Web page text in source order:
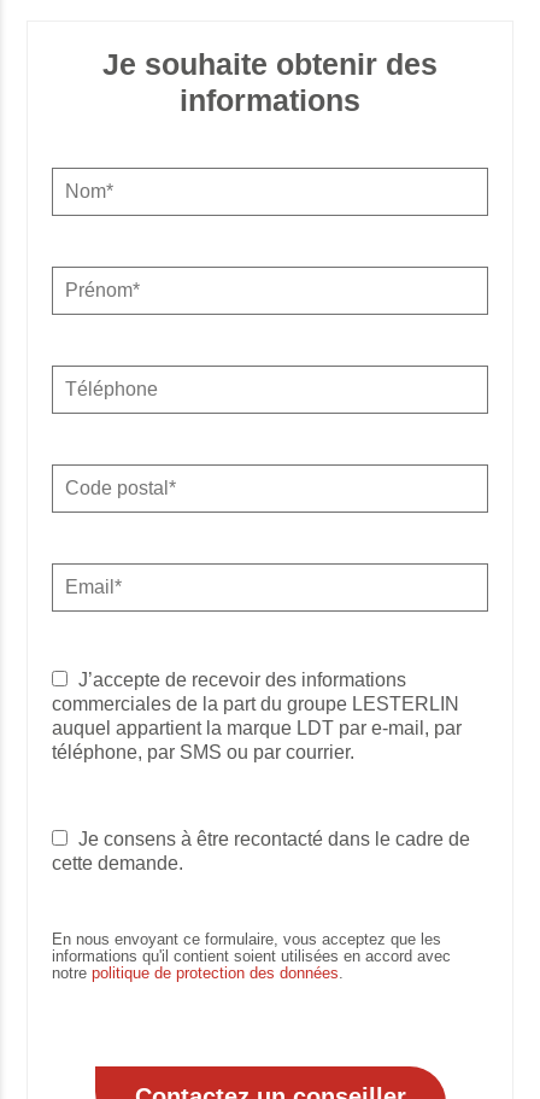
Je souhaite obtenir des
informations
J’accepte de recevoir des informations
commerciales de la part du groupe LESTERLIN
auquel appartient la marque LDT par e-mail, par
téléphone, par SMS ou par courrier.
Je consens à être recontacté dans le cadre de
cette demande.
En nous envoyant ce formulaire, vous acceptez que les
informations qu'il contient soient utilisées en accord avec
notrepolitique de protection des données.